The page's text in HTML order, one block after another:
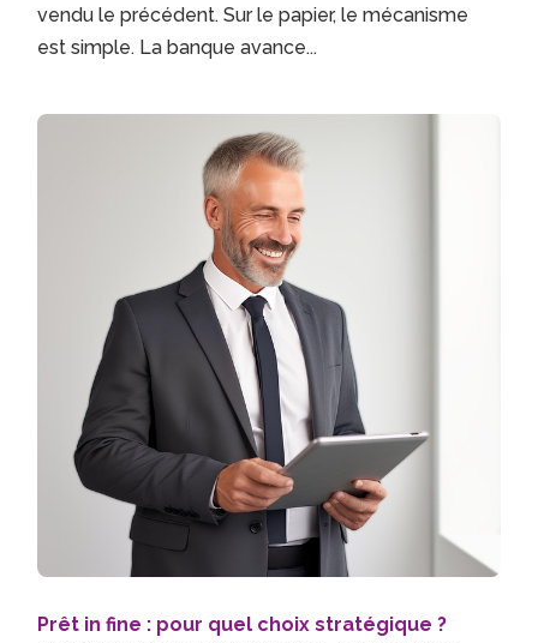
vendu le précédent. Sur le papier, le mécanisme
est simple. La banque avance...
Prêt in fine : pour quel choix stratégique ?